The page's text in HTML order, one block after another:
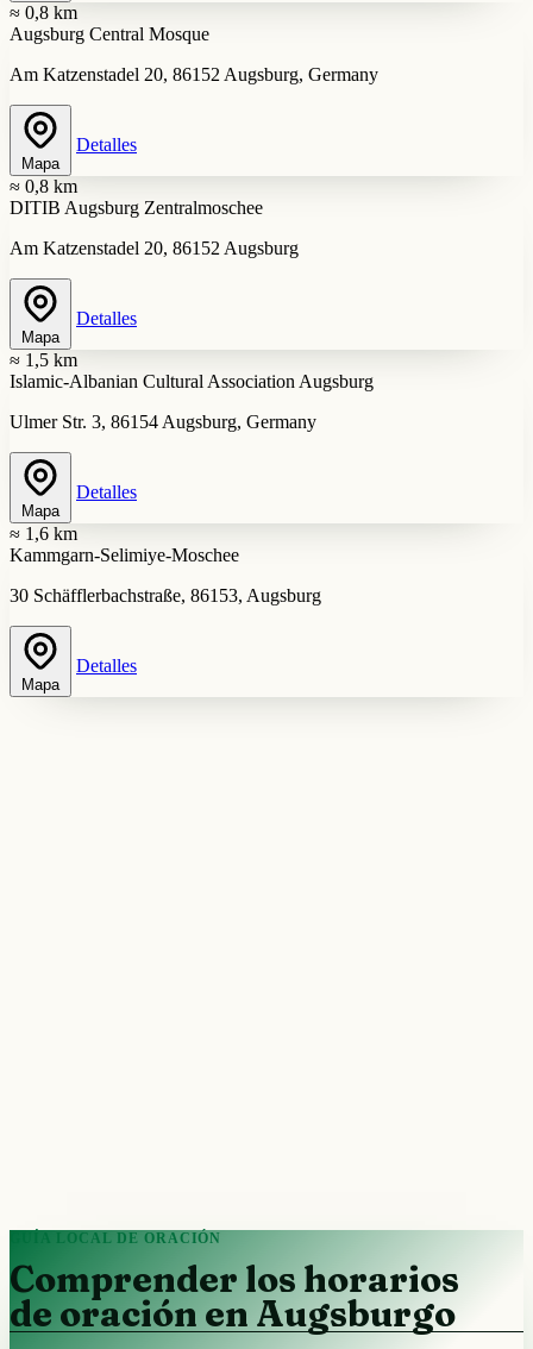
≈ 0,8 km
Augsburg Central Mosque
Am Katzenstadel 20, 86152 Augsburg, Germany
Mapa
Detalles
≈ 0,8 km
DITIB Augsburg Zentralmoschee
Am Katzenstadel 20, 86152 Augsburg
Mapa
Detalles
≈ 1,5 km
Islamic-Albanian Cultural Association Augsburg
Ulmer Str. 3, 86154 Augsburg, Germany
Mapa
Detalles
≈ 1,6 km
Kammgarn-Selimiye-Moschee
30 Schäfflerbachstraße, 86153, Augsburg
Mapa
Detalles
GUÍA LOCAL DE ORACIÓN
Comprender los horarios
de oración en Augsburgo